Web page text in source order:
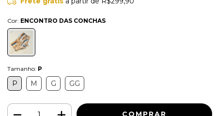
Cor: ENCONTRO DAS CONCHAS
Tamanho: P
P M G GG